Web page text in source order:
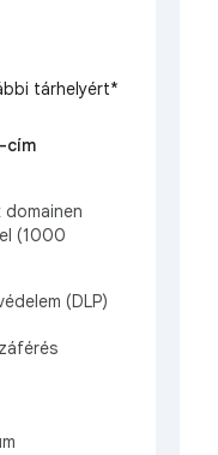
tárhelyért*
cím
(1000
(DLP)